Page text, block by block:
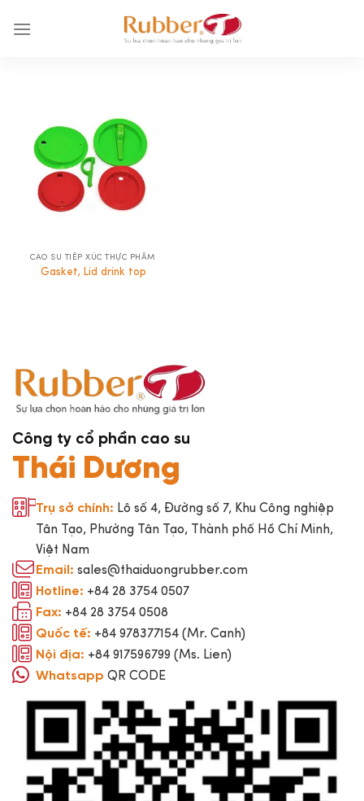
đến
CAO SU TIẾP XÚC THỰC PHẨM
Gasket, Lid drink top
Công ty cổ phần cao su
Thái Dương
Trụ sở chính: Lô số 4, Đường số 7, Khu Công nghiệp
Tân Tạo, Phường Tân Tạo, Thành phố Hồ Chí Minh,
Việt Nam
Email: sales@thaiduongrubber.com
Hotline: +84 28 3754 0507
Fax: +84 28 3754 0508
Quốc tế: +84 978377154 (Mr. Canh)
Nội địa: +84 917596799 (Ms. Lien)
Whatsapp QR CODE